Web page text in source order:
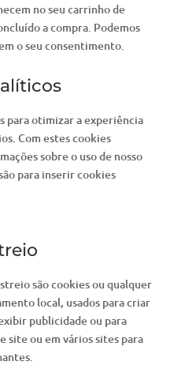
no seu carrinho de
a compra. Podemos
o seu consentimento.
para otimizar a experiência
Com estes cookies
sobre o uso de nosso
para inserir cookies
são cookies ou qualquer
local, usados para criar
publicidade ou para
site ou em vários sites para